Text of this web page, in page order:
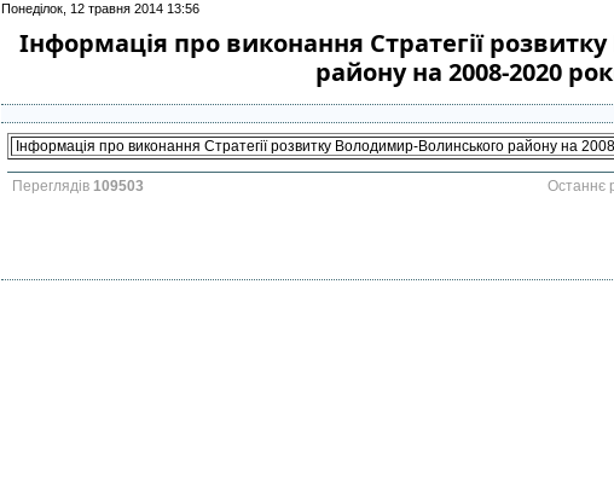
Понеділок, 12 травня 2014 13:56
Інформація про виконання Стратегії
району на 2008-2020
Інформація про виконання Стратегії розвитку Володимир-Волинського району на
Переглядів 109503 Останнє